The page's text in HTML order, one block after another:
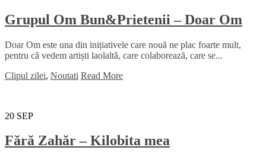
Grupul Om Bun&Prietenii – Doar Om
Doar Om este una din inițiativele care nouă ne plac foarte mult,
pentru că vedem artiști laolaltă, care colaborează, care se...
Clipul zilei, Noutati Read More
20 SEP
Fără Zahăr – Kilobita mea